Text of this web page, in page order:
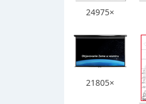
24975×
21805×